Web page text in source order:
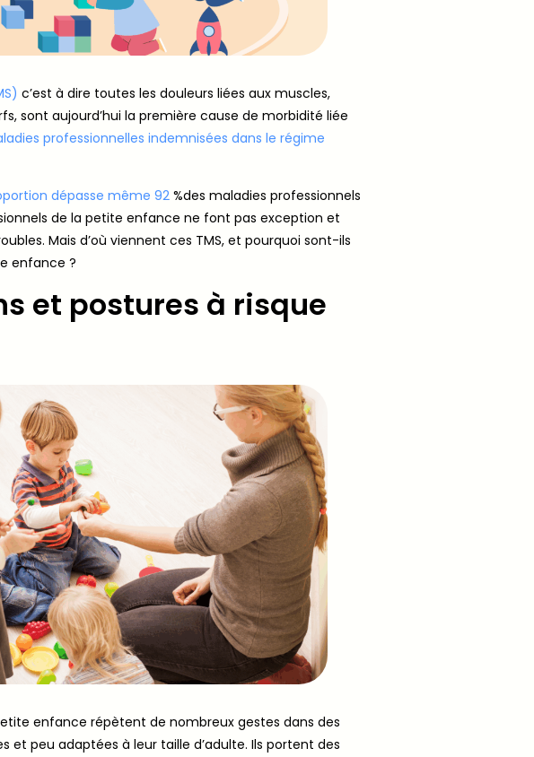
c’est à dire toutes les douleurs liées aux muscles,
sont aujourd’hui la première cause de morbidité liée
professionnelles indemnisées dans le régime
dépasse même 92%des maladies professionnels
de la petite enfance ne font pas exception et
Mais d’où viennent ces TMS, et pourquoi sont-ils
enfance ?
et postures à risque
enfance répètent de nombreux gestes dans des
et peu adaptées à leur taille d’adulte. Ils portent des